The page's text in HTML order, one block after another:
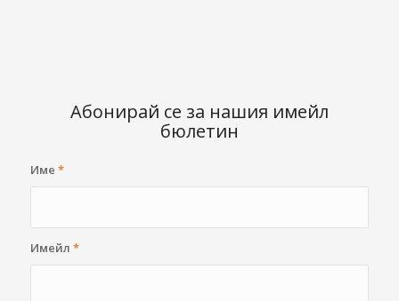
Абонирай се за нашия имейл
бюлетин
Име *
Имейл *